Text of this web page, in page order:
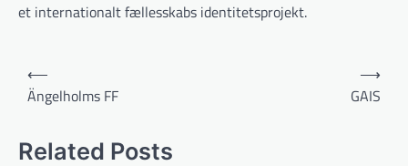
et internationalt fællesskabs identitetsprojekt.
Indlægsnavigation
⟵
Ängelholms FF
GAIS
⟶
Related Posts